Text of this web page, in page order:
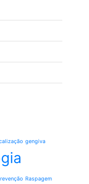
gengiva
Raspagem